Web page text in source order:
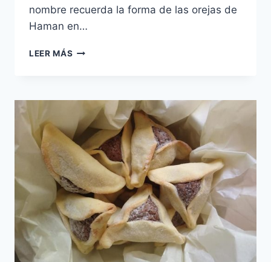
nombre recuerda la forma de las orejas de
Haman en…
LEER MÁS OZNEI
(HAMANTASCHEN)